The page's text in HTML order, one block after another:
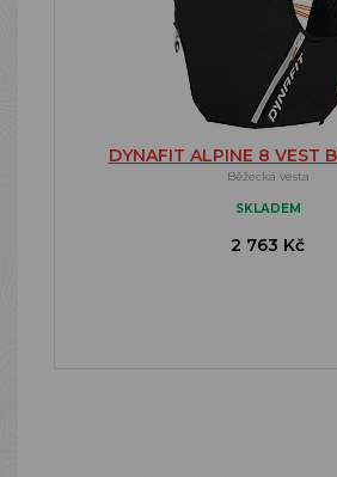
DYNAFIT ALPINE 8 VEST
Běžecká vesta
SKLADEM
2 763 Kč